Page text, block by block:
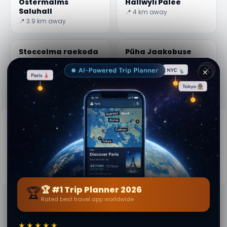
Saluhall
📍 3.9 km away
📍 4 km away
Stoccolma raekoda
📍 4.1 km away
Püha Jaakobuse
kirik Stockholmis
📍 4.1 km away
Praktiline info
Parim aeg külastamiseks:Suvi (juuni-aug)
Ilm praegu:9°C, Pilvine
📚 Rohkem infot Vikipeedias
AutorLora Sutton· alates 169 70 Solna
Toimetuse sisu kinnitatud · Secret World Community
✕
🏆🏆 #1 Trip Planner 2026
Rated best travel app worldwide